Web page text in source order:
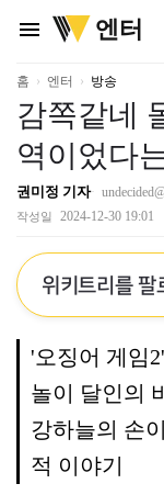
menu
위
키
리
엔터
홈 엔터 방송
감쪽같네
역이었다
권미정 기자
작성일 2024-12-30 19:01
위키트리를 팔
'오징어 게임
놀이 달인의
강하늘의 손
적 이야기